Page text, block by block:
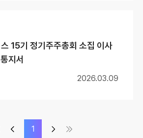
15기 정기주주총회 소집 이사
지서
2026.03.09
맨처음 1 다음